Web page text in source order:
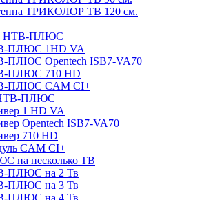
ТРИКОЛОР ТВ 120 см.
НТВ-ПЛЮС
ПЛЮС 1HD VA
ПЛЮС Opentech ISB7-VA70
ПЛЮС 710 HD
ПЛЮС CAM CI+
НТВ-ПЛЮС
1 HD VA
Opentech ISB7-VA70
710 HD
CAM CI+
на несколько ТВ
ПЛЮС на 2 Тв
ПЛЮС на 3 Тв
ПЛЮС на 4 Тв